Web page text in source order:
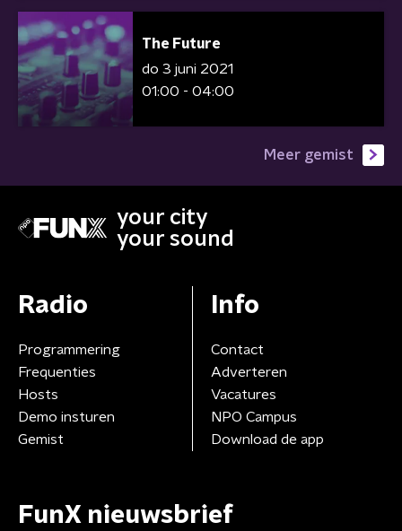
The Future
do 3 juni 2021
01:00 - 04:00
Meer gemist
your city
your sound
Radio
Programmering
Frequenties
Hosts
Demo insturen
Gemist
Info
Contact
Adverteren
Vacatures
NPO Campus
Download de app
FunX nieuwsbrief